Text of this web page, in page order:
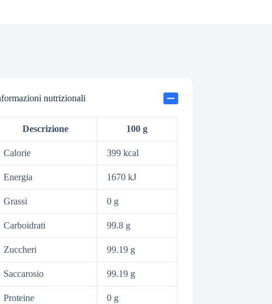
nutrizionali
Descrizione 100 g
Calorie 399 kcal
Energia 1670 kJ
Grassi 0 g
Carboidrati 99.8 g
Zuccheri 99.19 g
Saccarosio 99.19 g
Proteine 0 g